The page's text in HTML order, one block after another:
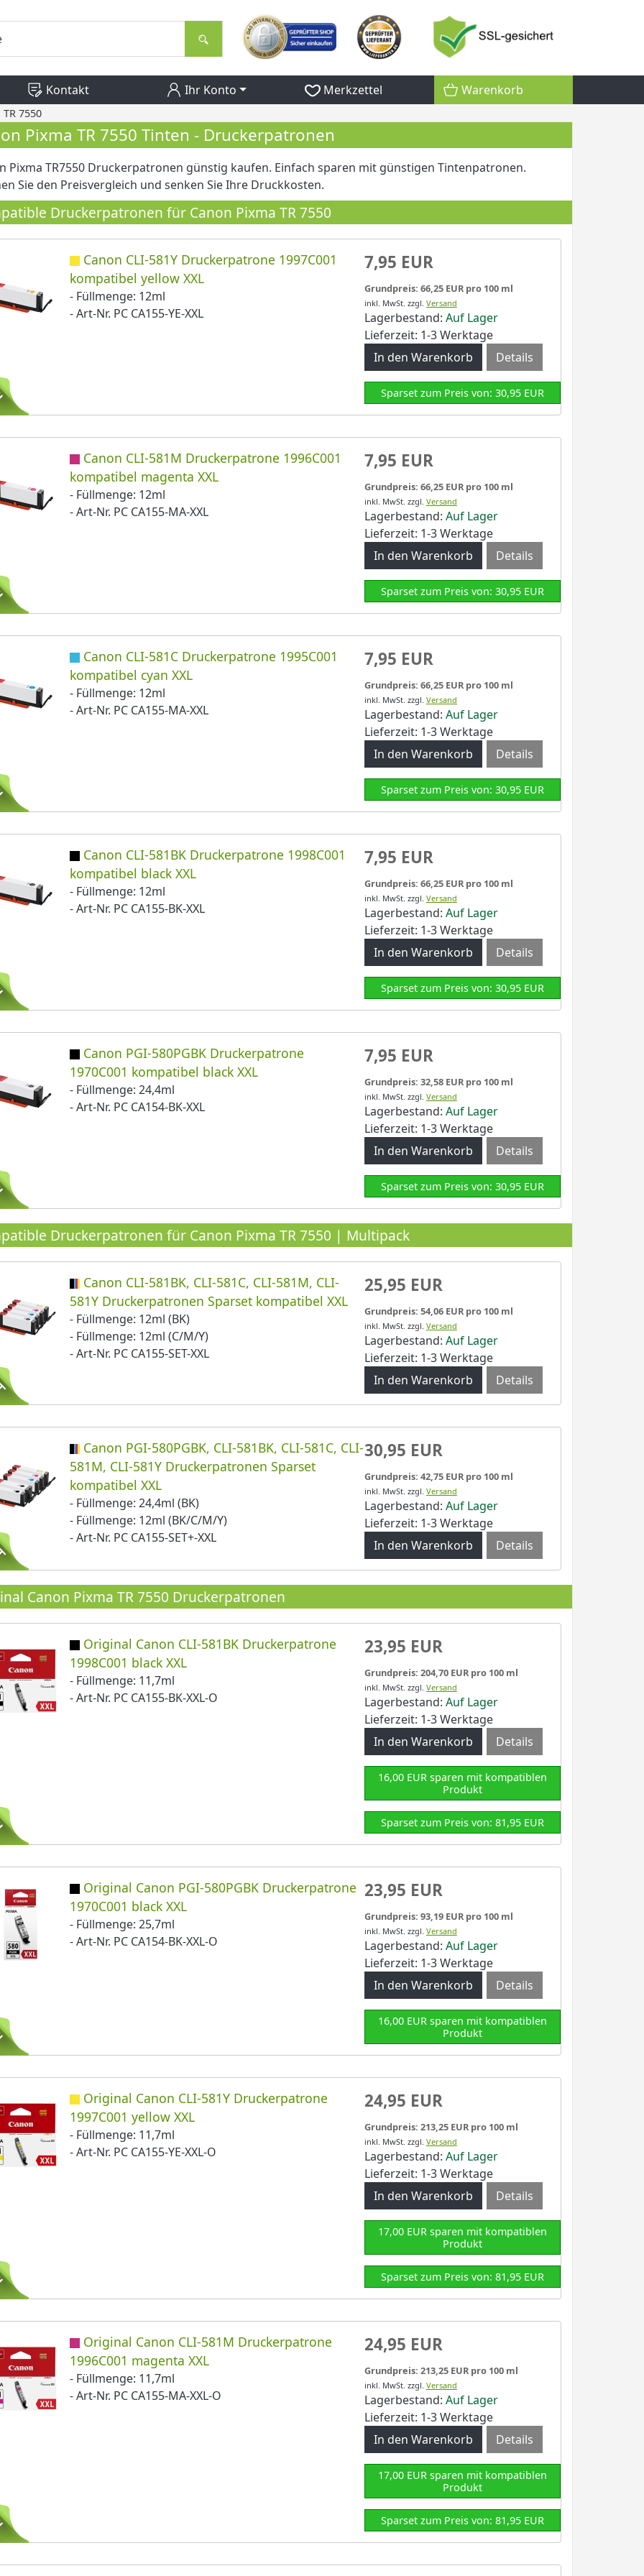
Kontakt Ihr Konto Merkzettel Warenkorb
7550
Pixma TR 7550 Tinten - Druckerpatronen
Pixma TR7550 Druckerpatronen günstig kaufen. Einfach sparen mit günstigen Tintenpatronen.
Sie den Preisvergleich und senken Sie Ihre Druckkosten.
Druckerpatronen für Canon Pixma TR 7550
Canon CLI-581Y Druckerpatrone 1997C001
kompatibel yellow XXL
- Füllmenge: 12ml
- Art-Nr. PC CA155-YE-XXL
7,95 EUR
Grundpreis: 66,25 EUR pro 100 ml
inkl. MwSt. zzgl. Versand
Lagerbestand: Auf Lager
Lieferzeit: 1-3 Werktage
Details
Sparset zum Preis von: 30,95 EUR
Canon CLI-581M Druckerpatrone 1996C001
kompatibel magenta XXL
- Füllmenge: 12ml
- Art-Nr. PC CA155-MA-XXL
7,95 EUR
Grundpreis: 66,25 EUR pro 100 ml
inkl. MwSt. zzgl. Versand
Lagerbestand: Auf Lager
Lieferzeit: 1-3 Werktage
Details
Sparset zum Preis von: 30,95 EUR
Canon CLI-581C Druckerpatrone 1995C001
kompatibel cyan XXL
- Füllmenge: 12ml
- Art-Nr. PC CA155-MA-XXL
7,95 EUR
Grundpreis: 66,25 EUR pro 100 ml
inkl. MwSt. zzgl. Versand
Lagerbestand: Auf Lager
Lieferzeit: 1-3 Werktage
Details
Sparset zum Preis von: 30,95 EUR
Canon CLI-581BK Druckerpatrone 1998C001
kompatibel black XXL
- Füllmenge: 12ml
- Art-Nr. PC CA155-BK-XXL
7,95 EUR
Grundpreis: 66,25 EUR pro 100 ml
inkl. MwSt. zzgl. Versand
Lagerbestand: Auf Lager
Lieferzeit: 1-3 Werktage
Details
Sparset zum Preis von: 30,95 EUR
Canon PGI-580PGBK Druckerpatrone
1970C001 kompatibel black XXL
- Füllmenge: 24,4ml
- Art-Nr. PC CA154-BK-XXL
7,95 EUR
Grundpreis: 32,58 EUR pro 100 ml
inkl. MwSt. zzgl. Versand
Lagerbestand: Auf Lager
Lieferzeit: 1-3 Werktage
Details
Sparset zum Preis von: 30,95 EUR
Druckerpatronen für Canon Pixma TR 7550 | Multipack
Canon CLI-581BK, CLI-581C, CLI-581M, CLI-
581Y Druckerpatronen Sparset kompatibel XXL
- Füllmenge: 12ml (BK)
- Füllmenge: 12ml (C/M/Y)
- Art-Nr. PC CA155-SET-XXL
25,95 EUR
Grundpreis: 54,06 EUR pro 100 ml
inkl. MwSt. zzgl. Versand
Lagerbestand: Auf Lager
Lieferzeit: 1-3 Werktage
Details
Canon PGI-580PGBK, CLI-581BK, CLI-581C, CLI-
581M, CLI-581Y Druckerpatronen Sparset
kompatibel XXL
- Füllmenge: 24,4ml (BK)
- Füllmenge: 12ml (BK/C/M/Y)
- Art-Nr. PC CA155-SET+-XXL
30,95 EUR
Grundpreis: 42,75 EUR pro 100 ml
inkl. MwSt. zzgl. Versand
Lagerbestand: Auf Lager
Lieferzeit: 1-3 Werktage
Details
Canon Pixma TR 7550 Druckerpatronen
Original Canon CLI-581BK Druckerpatrone
1998C001 black XXL
- Füllmenge: 11,7ml
- Art-Nr. PC CA155-BK-XXL-O
23,95 EUR
Grundpreis: 204,70 EUR pro 100 ml
inkl. MwSt. zzgl. Versand
Lagerbestand: Auf Lager
Lieferzeit: 1-3 Werktage
Details
16,00 EUR sparen mit kompatiblen
Produkt
Sparset zum Preis von: 81,95 EUR
Original Canon PGI-580PGBK Druckerpatrone
1970C001 black XXL
- Füllmenge: 25,7ml
- Art-Nr. PC CA154-BK-XXL-O
23,95 EUR
Grundpreis: 93,19 EUR pro 100 ml
inkl. MwSt. zzgl. Versand
Lagerbestand: Auf Lager
Lieferzeit: 1-3 Werktage
Details
16,00 EUR sparen mit kompatiblen
Produkt
Original Canon CLI-581Y Druckerpatrone
1997C001 yellow XXL
- Füllmenge: 11,7ml
- Art-Nr. PC CA155-YE-XXL-O
24,95 EUR
Grundpreis: 213,25 EUR pro 100 ml
inkl. MwSt. zzgl. Versand
Lagerbestand: Auf Lager
Lieferzeit: 1-3 Werktage
Details
17,00 EUR sparen mit kompatiblen
Produkt
Sparset zum Preis von: 81,95 EUR
Original Canon CLI-581M Druckerpatrone
1996C001 magenta XXL
- Füllmenge: 11,7ml
- Art-Nr. PC CA155-MA-XXL-O
24,95 EUR
Grundpreis: 213,25 EUR pro 100 ml
inkl. MwSt. zzgl. Versand
Lagerbestand: Auf Lager
Lieferzeit: 1-3 Werktage
Details
17,00 EUR sparen mit kompatiblen
Produkt
Sparset zum Preis von: 81,95 EUR